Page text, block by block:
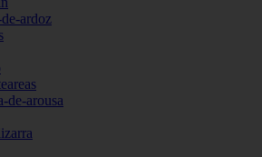
ardoz
de-arousa